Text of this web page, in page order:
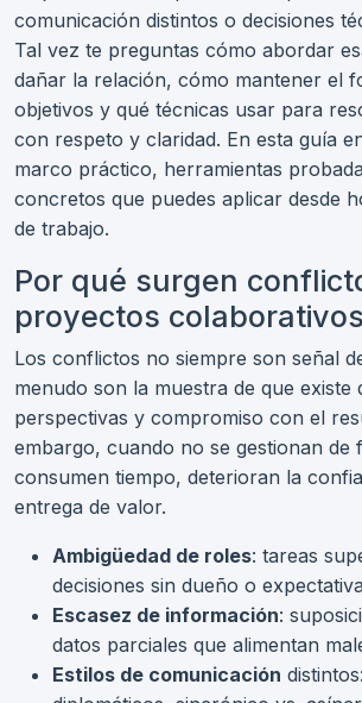
comunicación distintos o decisiones
Tal vez te preguntas cómo abordar
dañar la relación, cómo mantener el
objetivos y qué técnicas usar para
con respeto y claridad. En esta guía
marco práctico, herramientas
concretos que puedes aplicar desde
de trabajo.
Por qué surgen
proyectos colaborativos
Los conflictos no siempre son señal
menudo son la muestra de que existe
perspectivas y compromiso con el
embargo, cuando no se gestionan de
consumen tiempo, deterioran la
entrega de valor.
Ambigüedad de roles: tareas
decisiones sin dueño o
Escasez de información:
datos parciales que alimentan
Estilos de comunicación